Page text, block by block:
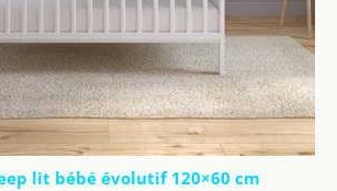
lit bébé évolutif 120×60 cm